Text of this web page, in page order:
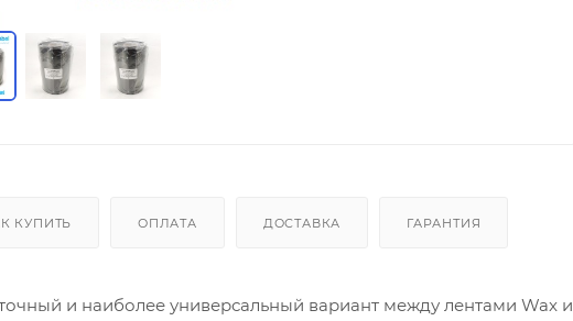
КУПИТЬ ОПЛАТА ДОСТАВКА ГАРАНТИЯ
и наиболее универсальный вариант между лентами Wax и